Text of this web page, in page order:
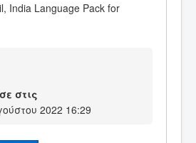
India Language Pack for
στις
2022 16:29